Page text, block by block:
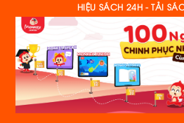
content
HIỆU SÁCH 24H - TẢI